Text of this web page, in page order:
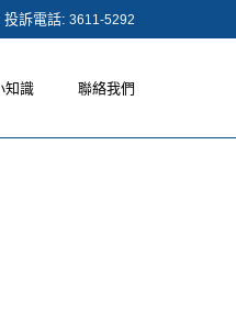
電話: 3611-5292
知識 聯絡我們